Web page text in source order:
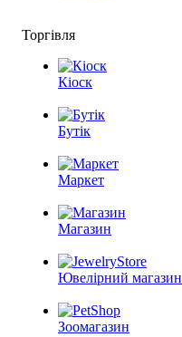
Торгівля
Кіоск
Бутік
Маркет
Магазин
Ювелірний магазин
Зоомагазин